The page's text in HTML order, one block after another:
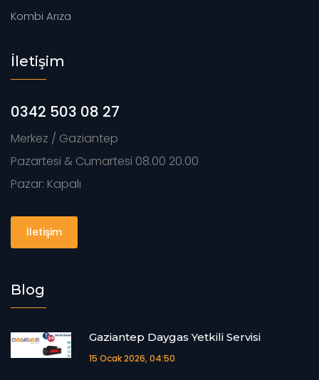
Kombi Arıza
İletişim
0342 503 08 27
Merkez / Gaziantep
Pazartesi & Cumartesi 08.00 20.00
Pazar: Kapalı
İletişim
Blog
Gaziantep Daygas Yetkili Servisi
15 Ocak 2026, 04:50